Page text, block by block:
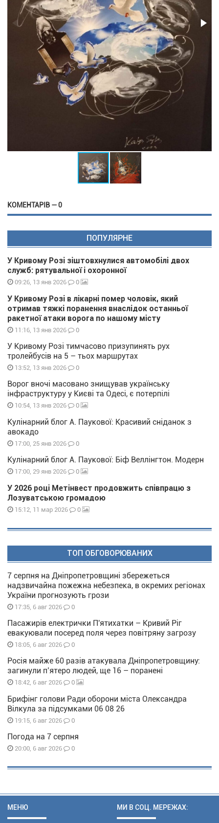
КОМЕНТАРІВ — 0
ПОПУЛЯРНЕ
У Кривому Розі зіштовхнулися автомобілі двох
служб: рятувальної і охоронної
09:26, 13 янв 2026 0
У Кривому Розі в лікарні помер чоловік, який
отримав тяжкі поранення внаслідок останньої
ракетної атаки ворога по нашому місту
11:16, 13 янв 2026 0
У Кривому Розі тимчасово призупинять рух
тролейбусів на 5 – тьох маршрутах
13:52, 13 янв 2026 0
Ворог вночі масовано знищував українську
інфраструктуру у Києві та Одесі, є потерпілі
10:54, 13 янв 2026 0
Кулінарний блог А. Паукової: Красивий сніданок з
авокадо
17:00, 25 янв 2026 0
Кулінарний блог А. Паукової: Біф Веллінгтон. Модерн
17:00, 29 янв 2026 0
У 2026 році Метінвест продовжить співпрацю з
Лозуватською громадою
15:12, 11 мар 2026 0
ТОП ОБГОВОРЮВАНИХ
7 серпня на Дніпропетровщині збережеться
надзвичайна пожежна небезпека, в окремих регіонах
України прогнозують грози
17:35, 6 авг 2026 0
Пасажирів електрички П'ятихатки – Кривий Ріг
евакуювали посеред поля через повітряну загрозу
18:05, 6 авг 2026 0
Росія майже 60 разів атакувала Дніпропетровщину:
загинули п’ятеро людей, ще 16 – поранені
18:42, 6 авг 2026 0
Брифінг голови Ради оборони міста Олександра
Вілкула за підсумками 06 08 26
19:15, 6 авг 2026 0
Погода на 7 серпня
20:00, 6 авг 2026 0
МЕНЮ МИ В СОЦ. МЕРЕЖАХ: